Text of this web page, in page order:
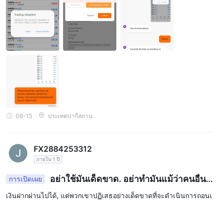
06-15 ประเทศปากีสถาน
FX2884253312
ภายใน 1 ปี
การเปิดเผย
อย่าใช้มันเด็ดขาด. อย่าทำมันแม้ว่าคนอื่นจ
ะพยายามชักชวนคุณให้ทำ.
เงินฝากผ่านไปได้, แต่พวกเขาปฏิเสธอย่างเด็ดขาดที่จะดำเนินการถอนเ